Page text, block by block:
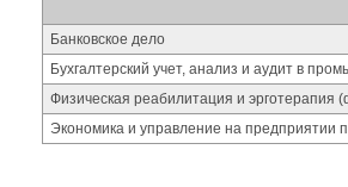
Банковское дело
Бухгалтерский учет, анализ и аудит в
Физическая реабилитация и эрготерапия
Экономика и управление на предприятии